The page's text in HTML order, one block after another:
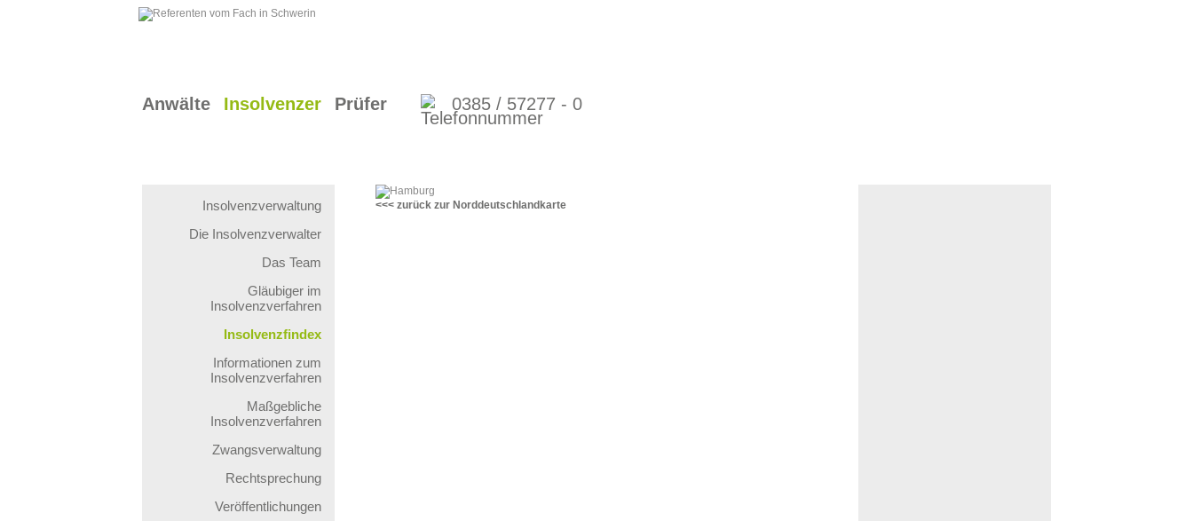
Anwälte Insolvenzer Prüfer 0385 / 57277 - 0
Insolvenzverwaltung
Die Insolvenzverwalter
Das Team
Gläubiger im
Insolvenzverfahren
Insolvenzfindex
Informationen zum
Insolvenzverfahren
Maßgebliche
Insolvenzverfahren
Zwangsverwaltung
Rechtsprechung
Veröffentlichungen
<<< zurück zur Norddeutschlandkarte